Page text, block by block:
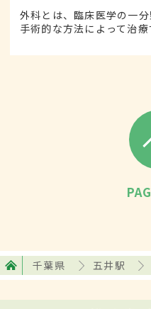
外科とは、臨床医学の一
手術的な方法によって治療
千葉県 五井駅